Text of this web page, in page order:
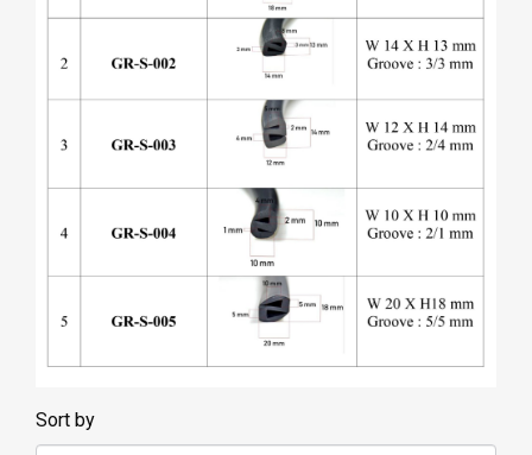
Sort by